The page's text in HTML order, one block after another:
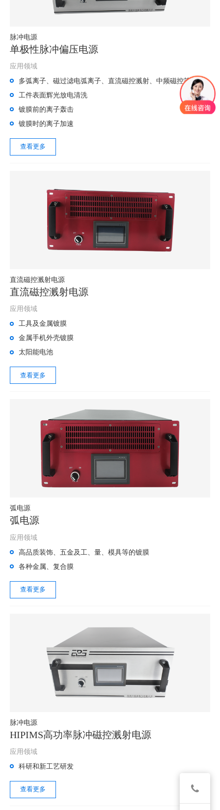
脉冲电源
单极性脉冲偏压电源
应用领域
多弧离子、磁过滤电弧离子、直流磁控溅射、中频磁控等工艺
工件表面辉光放电清洗
镀膜前的离子轰击
镀膜时的离子加速
查看更多
直流磁控溅射电源
直流磁控溅射电源
应用领域
工具及金属镀膜
金属手机外壳镀膜
太阳能电池
查看更多
弧电源
弧电源
应用领域
高品质装饰、五金及工、量、模具等的镀膜
各种金属、复合膜
查看更多
脉冲电源
HIPIMS高功率脉冲磁控溅射电源
应用领域
科研和新工艺研发
查看更多